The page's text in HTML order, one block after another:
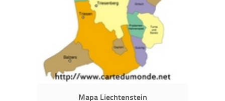
Mapa Liechtenstein